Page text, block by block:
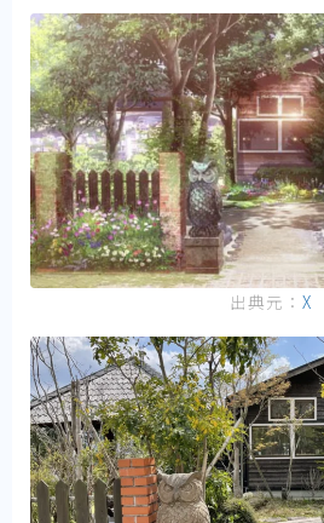
出典元： X